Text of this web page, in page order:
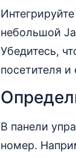
небольшой
Убедитесь,
посетителя и
В панели
номер.